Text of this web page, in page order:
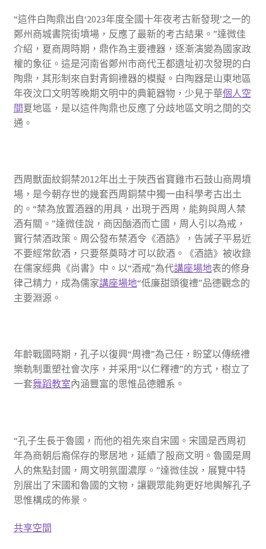
“這件白陶鼎出自‘2023年度全國十年夜考古新發現’之一的
鄭州商城書院街墳場，反應了最新的考古結果。”達微佳
介紹，夏商周時期，鼎作為主要禮器，逐漸演變為國家政
權的象征。這是河南省鄭州市商代王都遺址初次發現的白
陶鼎，其形制來自對青銅禮器的模擬。白陶器是山東地區
年夜汶口文明等晚期文明中的典範器物，少見于華個人空
間夏地區，是以這件陶鼎也反應了分歧地區文明之間的交
通。
西周獸面紋銅禁2012年出土于陜西省寶雞市石鼓山商周墳
場，是今朝存世的幾套西周銅禁中獨一由科學考古出土
的。“禁為放置酒器的用具，出現于西周，能夠與周人禁
酒有關。”達微佳說，商因酗酒而亡國，周人引以為戒，
實行禁酒政策。周公發布禁酒令《酒誥》，告誡子平易近
不要經常飲酒，只要祭奠時才可以飲酒。《酒誥》被收錄
在儒家經典《尚書》中。以“酒戒”為代講座場地表的修身
律己精力，成為儒家講座場地“低廉甜頭復禮”品德觀念的
主要淵源。
年齡戰國時期，孔子以復興“周禮”為己任，盼望以傳統禮
樂軌制重塑社會次序，并采用“以仁釋禮”的方式，樹立了
一套舞蹈教室內涵豐富的思惟品德體系。
“孔子生長于魯國，而他的祖先來自宋國。宋國是西周初
年為商朝后裔保存的聚居地，延續了殷商文明。魯國是周
人的焦點封國，周文明氛圍濃厚。”達微佳說，展覽中特
別展出了宋國和魯國的文物，讓觀眾能夠更好地輿解孔子
思惟構成的佈景。
共享空間